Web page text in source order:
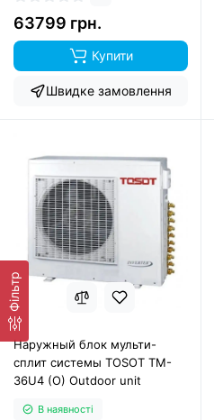
Фільтр
63799 грн.
Купити
Швидке замовлення
Наружный блок мульти-
сплит системы TOSOT TM-
36U4 (O) Outdoor unit
В наявності